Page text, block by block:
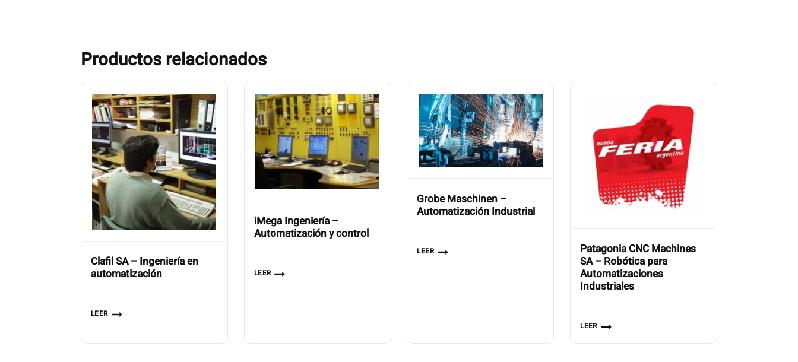
Productos relacionados
Clafil SA – Ingeniería en
automatización
LEER
iMega Ingeniería –
Automatización y control
LEER
Grobe Maschinen –
Automatización Industrial
LEER
Patagonia CNC Machines
SA – Robótica para
Automatizaciones
Industriales
LEER